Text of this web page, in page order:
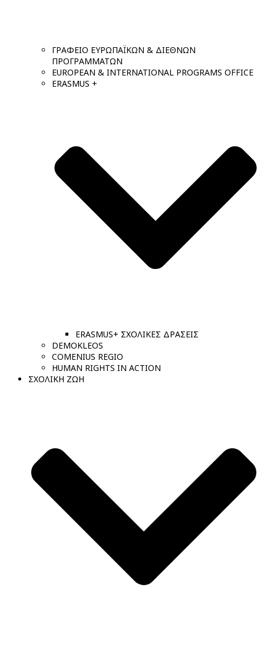
ΓΡΑΦΕΙΟ ΕΥΡΩΠΑΪΚΩΝ & ΔΙΕΘΝΩΝ
ΠΡΟΓΡΑΜΜΑΤΩΝ
EUROPEAN & INTERNATIONAL PROGRAMS OFFICE
ERASMUS +
ERASMUS+ ΣΧΟΛΙΚΕΣ ΔΡΑΣΕΙΣ
DEMOKLEOS
COMENIUS REGIO
HUMAN RIGHTS IN ACTION
ΣΧΟΛΙΚΗ ΖΩΗ